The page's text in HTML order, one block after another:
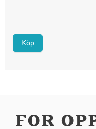
Köp
FOR